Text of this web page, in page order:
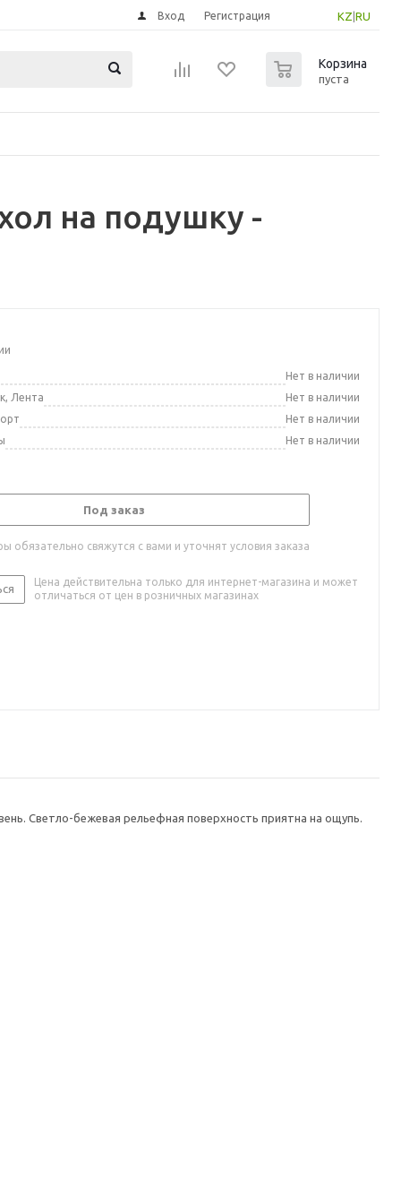
KZ RU
Вход Регистрация
Корзина
пуста
на подушку -
Нет в наличии
Лента
Нет в наличии
Нет в наличии
Нет в наличии
Под заказ
обязательно свяжутся с вами и уточнят условия заказа
Цена действительна только для интернет-магазина и может
отличаться от цен в розничных магазинах
Светло-бежевая рельефная поверхность приятна на ощупь.